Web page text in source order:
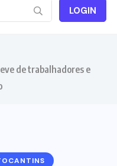
LOGIN
de trabalhadores e